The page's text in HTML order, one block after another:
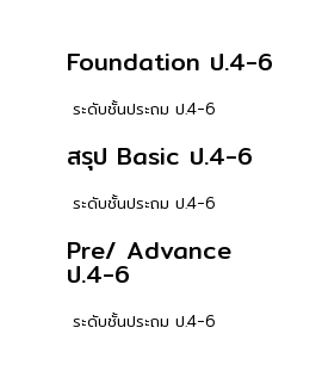
Foundation ป.4-6
ระดับชั้นประถม ป.4-6
สรุป Basic ป.4-6
ระดับชั้นประถม ป.4-6
Pre/ Advance
ป.4-6
ระดับชั้นประถม ป.4-6